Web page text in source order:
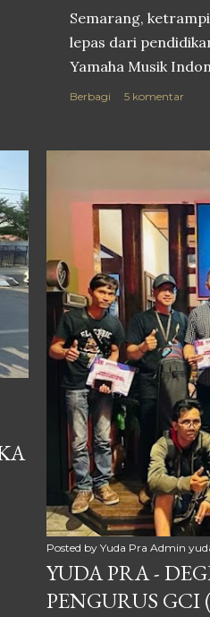
Semarang,
lepas dari
Yamaha Musik
mentor untuk
mentor untuk
SMP, SMA dan
class serta menjadi
MI ( Lembaga
bawah Lisensi
Berbagi 5 komentar
Posted by Yuda Pra Admin
YUDA PRA -
PENGURUS